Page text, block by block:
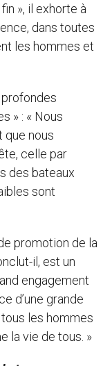
», il exhorte à
dans toutes
les hommes et
profondes
» : « Nous
que nous
celle par
des bateaux
sont
promotion de la
il, est un
engagement
d’une grande
les hommes
la vie de tous. »